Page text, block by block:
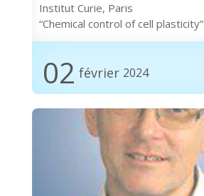
Institut Curie, Paris
“Chemical control of cell plasticity”
02 février 2024